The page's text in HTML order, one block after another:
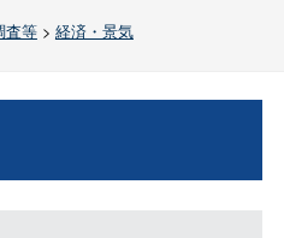
査等> 経済・景気